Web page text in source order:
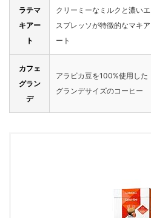
ラテマ
キアー
ト
クリーミーなミルクと濃いエ
スプレッソが特徴的なマキア
ート
カフェ
グラン
デ
アラビカ豆を100%使用した
グランデサイズのコーヒー